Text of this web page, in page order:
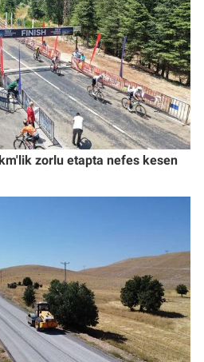
zorlu etapta nefes kesen